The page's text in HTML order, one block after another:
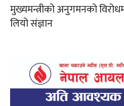
मुख्यमन्त्रीको अनुगमनको
लियो संज्ञान